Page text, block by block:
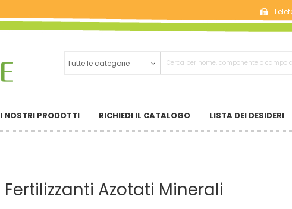
I NOSTRI PRODOTTI RICHIEDI IL CATALOGO LISTA DEI DESIDERI
Fertilizzanti Azotati Minerali